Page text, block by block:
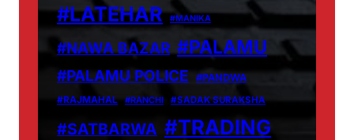
#LATEHAR #MANIKA
#NAWA BAZAR #PALAMU
#PALAMU POLICE
#PANDWA
#RAJMAHAL
#RANCHI #SADAK SURAKSHA
#SATBARWA #TRADING